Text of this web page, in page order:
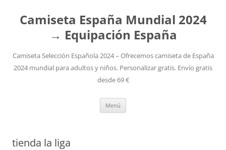
Camiseta España Mundial 2024
→ Equipación España
Camiseta Selección Española 2024 – Ofrecemos camiseta de España
2024 mundial para adultos y niños. Personalizar gratis. Envío gratis
desde 69 €
Menú
tienda la liga